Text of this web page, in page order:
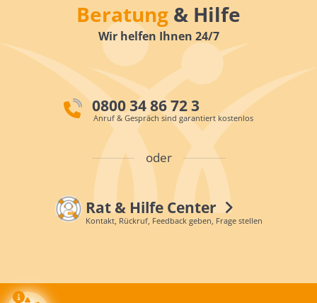
Beratung & Hilfe
Wir helfen Ihnen 24/7
0800 34 86 72 3
Anruf & Gespräch sind garantiert kostenlos
oder
Rat & Hilfe Center
Kontakt, Rückruf, Feedback geben, Frage stellen